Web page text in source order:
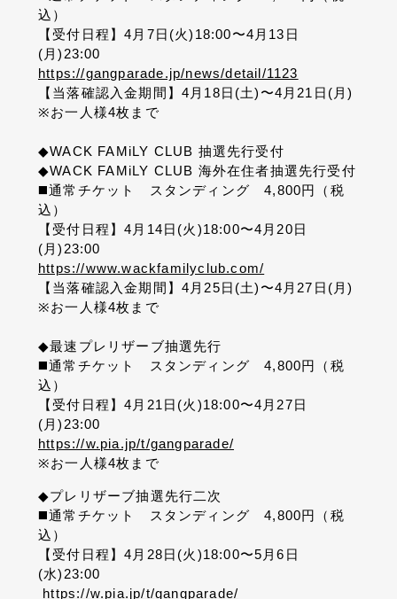
込）
【受付日程】 4 月 7日 (火)18:00〜4 月 13 日
( 月 )23:00
https://gangparade.jp/news/detail/1123
【当落確認入金期間】 4 月 18日 (土) 〜4 月 21 日 ( 月 )
※お一人様4枚まで
◆WACK FAMiLY CLUB 抽選先行受付
◆WACK FAMiLY CLUB 海外在住者抽選先行受付
◼️通常チケット スタンディング 4,800円（税
込）
【受付日程】 4 月 14日 (火 )18:00〜4 月 20日
( 月 )23:00
https://www.wackfamilyclub.com/
【当落確認入金期間】 4 月 25日 (土) 〜4 月 27 日 ( 月 )
※お一人様4枚まで
◆最速プレリザーブ抽選先行
◼️通常チケット スタンディング 4,800円（税
込）
【受付日程】 4 月 21 日 (火 )18:00〜4 月 27日
( 月 )23:00
https://w.pia.jp/t/gangparade/
※お一人様4枚まで
◆プレリザーブ抽選先行二次
◼️通常チケット スタンディング 4,800円（税
込）
【受付日程】 4 月 28日 (火 )18:00〜5 月 6 日
(水)23:00
https://w.pia.jp/t/gangparade/